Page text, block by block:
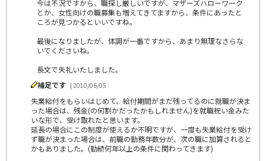
今は不況ですから、職探し厳しいですが、マザーズハローワーク
とか、女性向けの職募集も増えてきてますから、条件にあったと
ころが見つかるといいですね。
最後になりましたが、体調が一番ですから、あまり無理なさらな
いでくださいね。
長文で失礼いたしました。
補足です | 2010/06/05
失業給付をもらいはじめて、給付期間がまだ残ってるのに就職が決ま
った場合は、残金(の何割かだったかもしれません)を就職祝い金みた
いな形で、受け取れたと思います。
延長の場合にこの制度が使えるか不明ですが、一度も失業給付を受け
ず職が決まった場合は、前職の勤務年数分が、次の職に加算されると
かもありました。(勤続何年以上の条件に関わってきます)